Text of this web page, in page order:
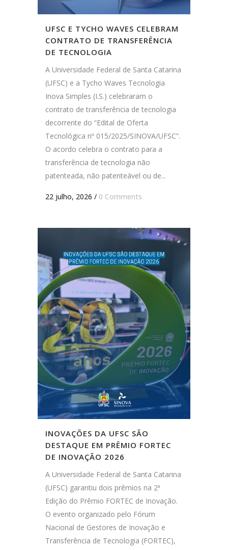
UFSC E TYCHO WAVES CELEBRAM
CONTRATO DE TRANSFERÊNCIA
DE TECNOLOGIA
A Universidade Federal de Santa Catarina
(UFSC) e a Tycho Waves Tecnologia
Inova Simples (I.S.) celebraram o
contrato de transferência de tecnologia
decorrente do “Edital de Oferta
Tecnológica nº 015/2025/SINOVA/UFSC”.
O acordo celebra o contrato para a
transferência de tecnologia não
patenteada, não patenteável ou de...
22 julho, 2026 / 0 Comments
INOVAÇÕES DA UFSC SÃO
DESTAQUE EM PRÊMIO FORTEC
DE INOVAÇÃO 2026
A Universidade Federal de Santa Catarina
(UFSC) garantiu dois prêmios na 2ª
Edição do Prêmio FORTEC de Inovação.
O evento organizado pelo Fórum
Nacional de Gestores de Inovação e
Transferência de Tecnologia (FORTEC),